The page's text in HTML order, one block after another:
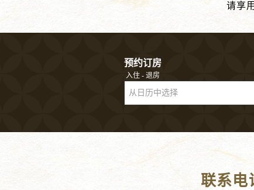
请享
预约订房
入住 - 退房
从日历中选择
联系电